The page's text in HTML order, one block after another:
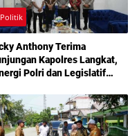
Politik
Anthony Terima
Kapolres Langkat,
Polri dan Legislatif